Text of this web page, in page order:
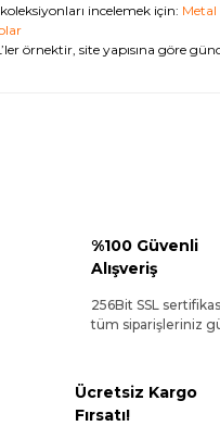
incelemek için: Metal
örnektir, site yapısına göre
%100 Güvenli
Alışveriş
256Bit SSL
tüm siparişleriniz
Ücretsiz Kargo
Fırsatı!